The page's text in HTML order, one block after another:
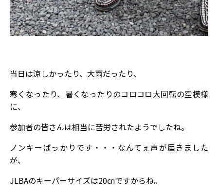
当日は涼しかったり、大雨だったり、
寒くなったり、暑くなったりのコロコロ大回転の空模様
に、
参加者の皆さんは相当に苦労されたようでしたね。
ノンキーばっかりです・・・なんてぇ声が届きました
が、
JLBAのキーパーサイズは20㎝ですからね。